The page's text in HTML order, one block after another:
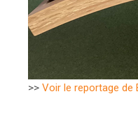
>> Voir le reportage de